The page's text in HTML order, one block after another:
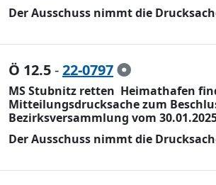
Der Ausschuss nimmt die
Ö 12.5-22-0797
MS Stubnitz retten  Heimathafen
Mitteilungsdrucksache zum
Bezirksversammlung vom
Der Ausschuss nimmt die